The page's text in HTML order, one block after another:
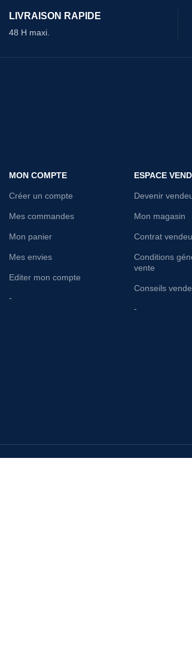
LIVRAISON RAPIDE
48 H maxi.
MON COMPTE
Créer un compte
Mes commandes
Mon panier
Mes envies
Editer mon compte
-
ESPACE
Devenir
Mon magasin
Contrat
Conditions
vente
Conseils
-